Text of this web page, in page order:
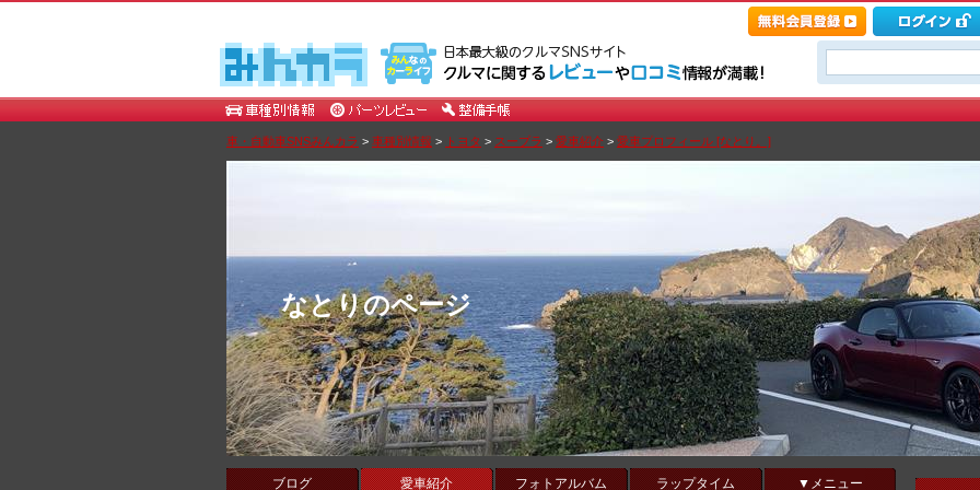
車・自動車SNSみんカラ > 車種別情報 > トヨタ > スープラ > 愛車紹介 > 愛車プロフィール [なとり。]
なとりのページ
ブログ 愛車紹介 フォトアルバム ラップタイム ▼メニュー